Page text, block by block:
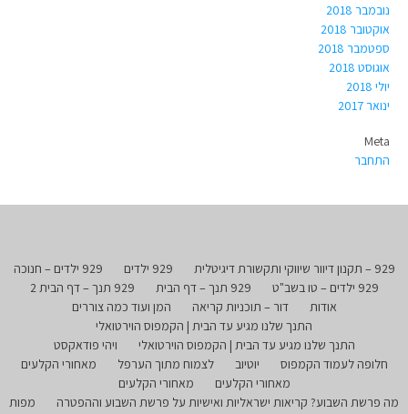
נובמבר 2018
אוקטובר 2018
ספטמבר 2018
אוגוסט 2018
יולי 2018
ינואר 2017
Meta
התחבר
929 – תקנון דיוור שיווקי ותקשורת דיגיטלית 929 ילדים
929 ילדים – חנוכה
929 ילדים – טו בשב"ט
929 תנך – דף הבית
929 תנך – דף הבית 2
אודות
דור – תוכניות קריאה
המן ועוד כמה צוררים
התנך שלנו מגיע עד הבית | הקמפוס הוירטואלי
התנך שלנו מגיע עד הבית | הקמפוס הוירטואלי
ויהי פודאקסט
חלופה לעמוד הקמפוס
יוטיוב לצמוח מתוך הערפל
מאחורי הקלעים
מאחורי הקלעים
מאחורי הקלעים
מה פרשת השבוע? קריאות ישראליות ואישיות על פרשת השבוע וההפטרה
מפות